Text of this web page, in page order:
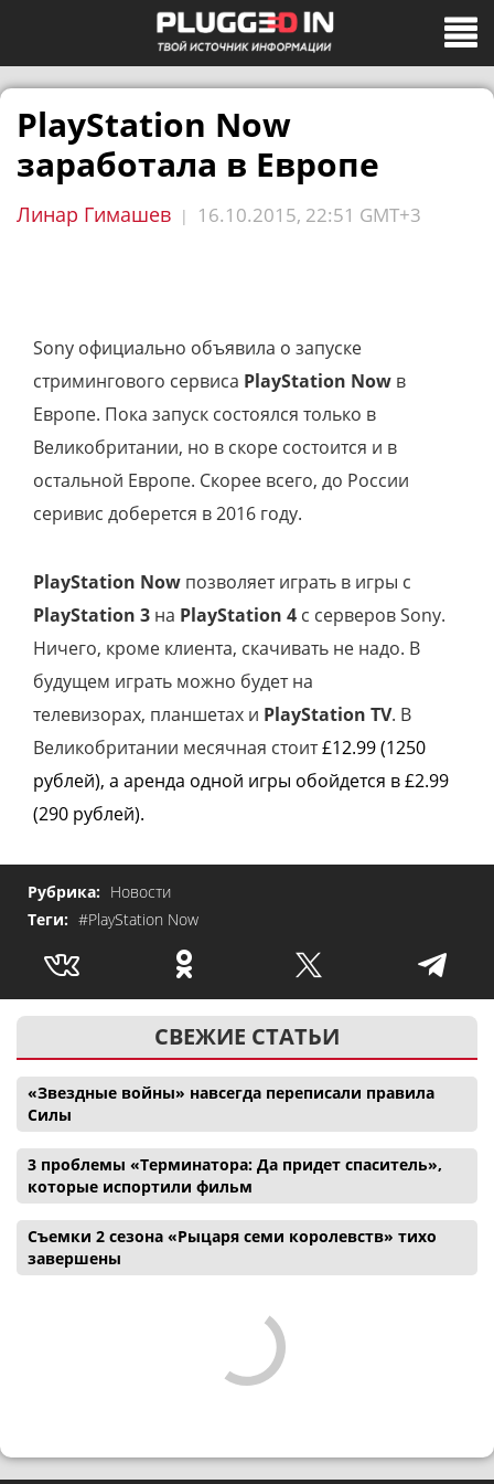
PlayStation Now
заработала в Европе
Линар Гимашев | 16.10.2015, 22:51 GMT+3
Sony официально объявила о запуске
стримингового сервиса PlayStation Now в
Европе. Пока запуск состоялся только в
Великобритании, но в скоре состоится и в
остальной Европе. Скорее всего, до России
серивис доберется в 2016 году.
PlayStation Now позволяет играть в игры с
PlayStation 3 на PlayStation 4 с серверов Sony.
Ничего, кроме клиента, скачивать не надо. В
будущем играть можно будет на
телевизорах, планшетах и PlayStation TV. В
Великобритании месячная стоит£12.99 (1250
рублей), а аренда одной игры обойдется в £2.99
(290 рублей).
Рубрика: Новости
Теги: #PlayStation Now
СВЕЖИЕ СТАТЬИ
«Звездные войны» навсегда переписали правила
Силы
3 проблемы «Терминатора: Да придет спаситель»,
которые испортили фильм
Съемки 2 сезона «Рыцаря семи королевств» тихо
завершены